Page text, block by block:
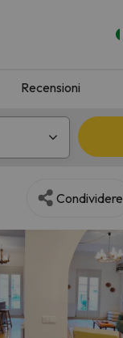
Recensioni
Condividere